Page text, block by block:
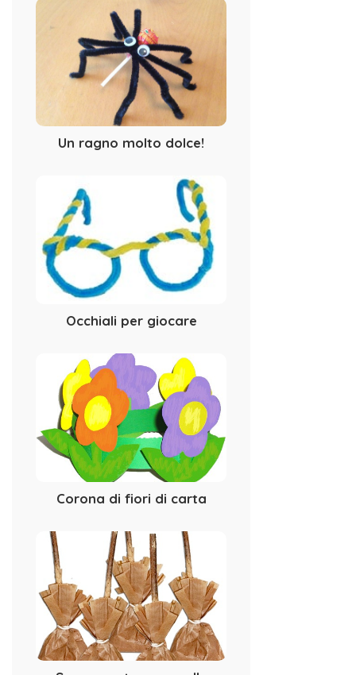
Un ragno molto dolce!
Occhiali per giocare
Corona di fiori di carta